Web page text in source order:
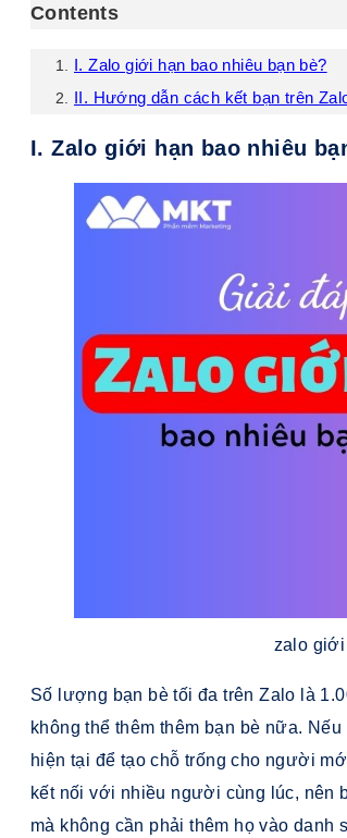
Contents
I. Zalo giới hạn bao nhiêu bạn bè?
II. Hướng dẫn cách kết bạn trên
I. Zalo giới hạn bao nhiêu
zalo giới
Số lượng bạn bè tối đa trên Zalo là
không thể thêm thêm bạn bè nữa.
hiện tại để tạo chỗ trống cho người
kết nối với nhiều người cùng lúc, nên
mà không cần phải thêm họ vào danh